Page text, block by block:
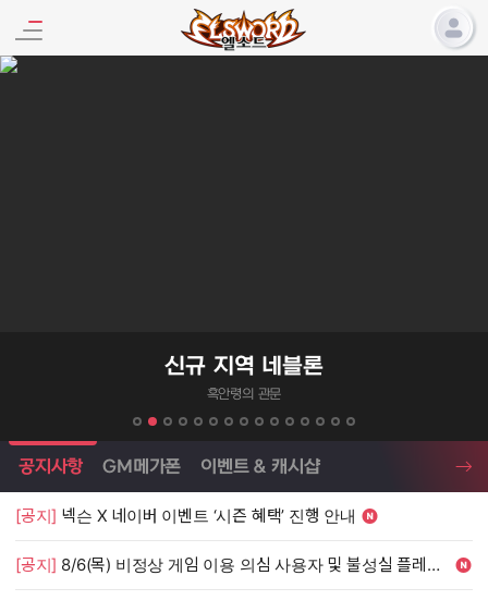
엘소드 프로모션
신규 지역 네블론
흑안령의 관문
엘소드 소식
공지사항 GM메가폰 이벤트 & 캐시샵
[공지] 넥슨 X 네이버 이벤트 ‘시즌 혜택’ 진행 안내
[공지] 8/6(목) 비정상 게임 이용 의심 사용자 및 불성실 플레이 단속 안내